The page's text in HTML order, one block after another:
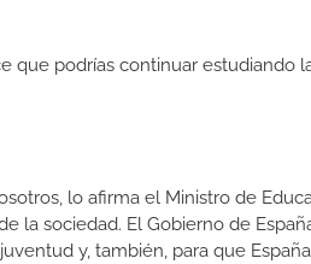
que podrías continuar estudiando
lo afirma el Ministro de
la sociedad. El Gobierno de
y, también, para que